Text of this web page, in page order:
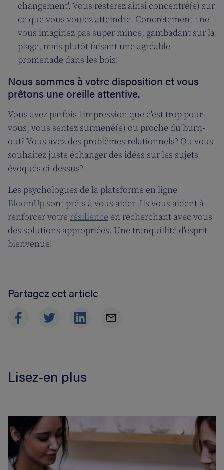
changement'. Vous resterez ainsi concentré(e) sur
ce que vous voulez atteindre. Concrètement : ne
vous imaginez pas super mince, gambadant sur la
plage, mais plutôt faisant une agréable
promenade dans les bois!
Nous sommes à votre disposition et vous
prêtons une oreille attentive.
Vous avez parfois l'impression que c'est trop pour
vous, vous sentez surmené(e) ou proche du burn-
out? Vous avez des problèmes relationnels? Ou vous
souhaitez juste échanger des idées sur les sujets
évoqués ci-dessus?
Les psychologues de la plateforme en ligne
BloomUp sont prêts à vous aider. Ils vous aident à
renforcer votre résilience en recherchant avec vous
des solutions appropriées. Une tranquillité d'esprit
bienvenue!
Partagez cet article
Lisez-en plus